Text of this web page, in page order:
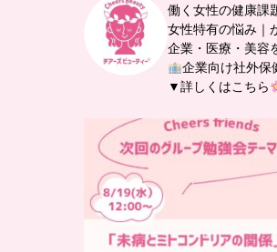
働く女性の健康課
女性特有の悩み｜
企業・医療・美容
企業向け社外保
▼詳しくはこちら
チアーズフレンズ
グループ勉強会
チアーズビューティーでは